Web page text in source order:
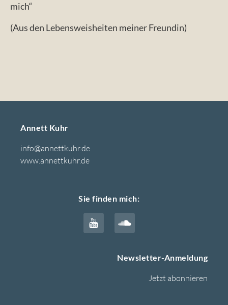
mich“
(Aus den Lebensweisheiten meiner Freundin)
Annett Kuhr
info@annettkuhr.de
www.annettkuhr.de
Sie finden mich:
Newsletter-Anmeldung
Jetzt abonnieren